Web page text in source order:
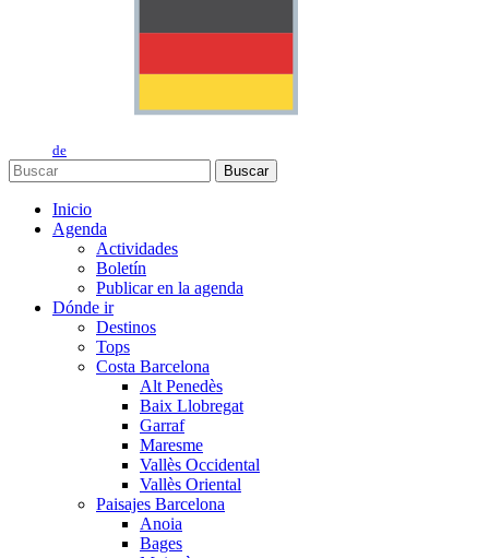
de
Buscar
Inicio
Agenda
Actividades
Boletín
Publicar en la agenda
Dónde ir
Destinos
Tops
Costa Barcelona
Alt Penedès
Baix Llobregat
Garraf
Maresme
Vallès Occidental
Vallès Oriental
Paisajes Barcelona
Anoia
Bages